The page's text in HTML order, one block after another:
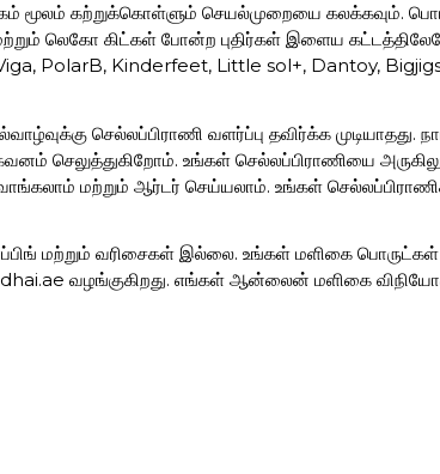
மூலம் கற்றுக்கொள்ளும் செயல்முறையை கலக்கவும்.
மற்றும் லெகோ கிட்கள் போன்ற புதிர்கள் இளைய
Viga, PolarB, Kinderfeet, Little sol+, Dantoy,
செல்லப்பிராணி வளர்ப்பு தவிர்க்க முடியாதது.
செலுத்துகிறோம். உங்கள் செல்லப்பிராணியை
வாங்கலாம் மற்றும் ஆர்டர் செய்யலாம். உங்கள்
மற்றும் வரிசைகள் இல்லை. உங்கள் மளிகை
வழங்குகிறது. எங்கள் ஆன்லைன் மளிகை விநியோக